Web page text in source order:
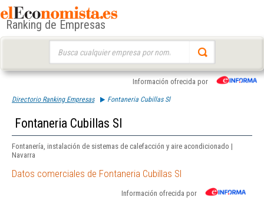
Ranking de Empresas
Información ofrecida por
Directorio Ranking Empresas Fontaneria Cubillas Sl
Fontaneria Cubillas Sl
Fontanería, instalación de sistemas de calefacción y aire acondicionado |
Navarra
Datos comerciales de Fontaneria Cubillas Sl
Información ofrecida por